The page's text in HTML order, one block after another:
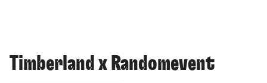
Timberland x Randomevent